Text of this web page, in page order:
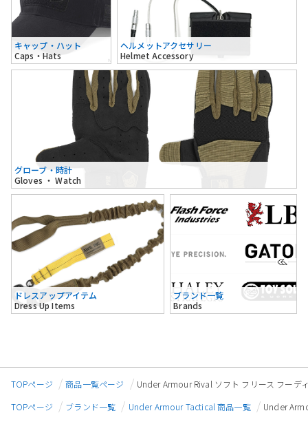
キャップ・ハット
Caps・Hats
ヘルメットアクセサリー
Helmet Accessory
グローブ・時計
Gloves ・ Watch
ドレスアップアイテム
Dress Up Items
ブランド一覧
Brands
TOPページ 商品一覧ページ
Under Armour Rival ソフト フリース フーデ
TOPページ
ブランド一覧 Under Armour Tactical 商品一覧
Under